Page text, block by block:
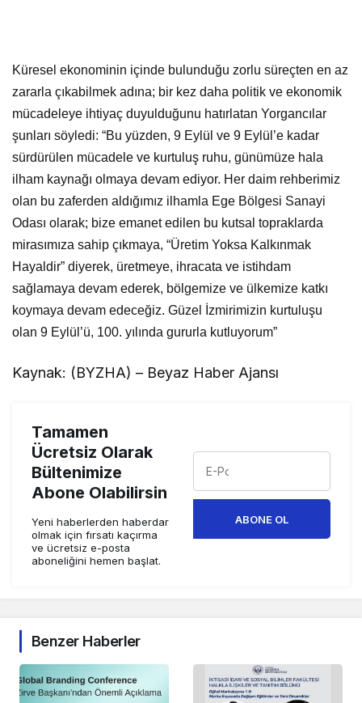
Küresel ekonominin içinde bulunduğu zorlu süreçten en az
zararla çıkabilmek adına; bir kez daha politik ve ekonomik
mücadeleye ihtiyaç duyulduğunu hatırlatan Yorgancılar
şunları söyledi: “Bu yüzden, 9 Eylül ve 9 Eylül’e kadar
sürdürülen mücadele ve kurtuluş ruhu, günümüze hala
ilham kaynağı olmaya devam ediyor. Her daim rehberimiz
olan bu zaferden aldığımız ilhamla Ege Bölgesi Sanayi
Odası olarak; bize emanet edilen bu kutsal topraklarda
mirasımıza sahip çıkmaya, “Üretim Yoksa Kalkınmak
Hayaldir” diyerek, üretmeye, ihracata ve istihdam
sağlamaya devam ederek, bölgemize ve ülkemize katkı
koymaya devam edeceğiz. Güzel İzmirimizin kurtuluşu
olan 9 Eylül’ü, 100. yılında gururla kutluyorum”
Kaynak: (BYZHA) – Beyaz Haber Ajansı
Tamamen
Ücretsiz Olarak
Bültenimize
Abone Olabilirsin
Yeni haberlerden haberdar
olmak için fırsatı kaçırma
ve ücretsiz e-posta
aboneliğini hemen başlat.
ABONE OL
Benzer Haberler